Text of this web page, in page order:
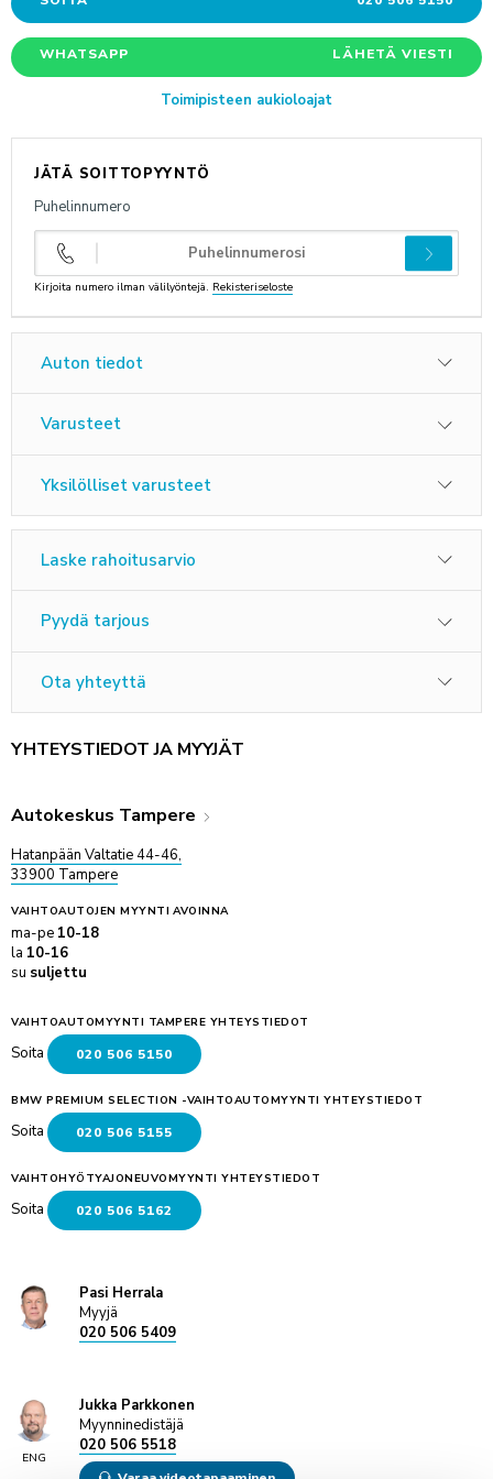
ANNA PALAUTETTA
WHATSAPP LÄHETÄ VIESTI
Toimipisteen aukioloajat
JÄTÄ SOITTOPYYNTÖ
Puhelinnumero
Kirjoita numero ilman välilyöntejä. Rekisteriseloste
Auton tiedot
Varusteet
Yksilölliset varusteet
Laske rahoitusarvio
Pyydä tarjous
Ota yhteyttä
YHTEYSTIEDOT JA MYYJÄT
Autokeskus Tampere
Hatanpään Valtatie 44-46,
33900 Tampere
VAIHTOAUTOJEN MYYNTI AVOINNA
ma-pe 10-18
la 10-16
su suljettu
VAIHTOAUTOMYYNTI TAMPERE YHTEYSTIEDOT
Soita 020 506 5150
BMW PREMIUM SELECTION -VAIHTOAUTOMYYNTI YHTEYSTIEDOT
Soita 020 506 5155
VAIHTOHYÖTYAJONEUVOMYYNTI YHTEYSTIEDOT
Soita 020 506 5162
Pasi Herrala
Myyjä
020 506 5409
ENG
Jukka Parkkonen
Myynninedistäjä
020 506 5518